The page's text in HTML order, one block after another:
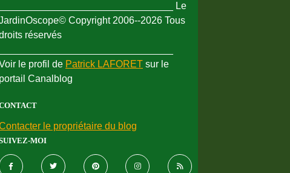
________________________________ Le
Copyright 2006--2026 Tous
réservés
le profil de Patrick LAFORET sur le
portail Canalblog
le propriétaire du blog
MOI